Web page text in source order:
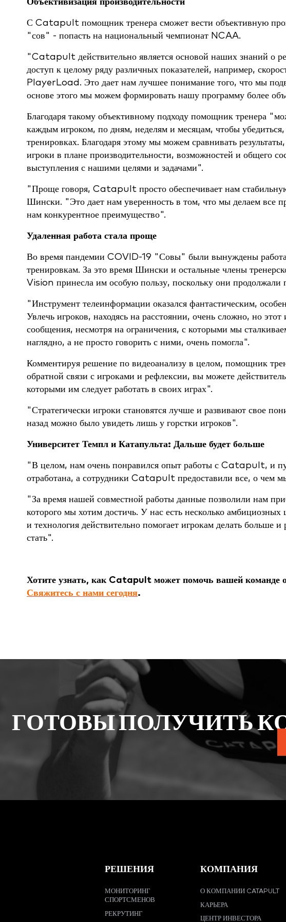
С Catapult помощник тренера сможет вести объективную
"сов" - попасть на национальный чемпионат NCAA.
"Catapult действительно является основой наших знаний о
доступ к целому ряду различных показателей, например,
PlayerLoad. Это дает нам лучшее понимание того, что мы
основе этого мы можем формировать нашу программу более
Благодаря такому объективному подходу помощник тренера
каждым игроком, по дням, неделям и месяцам, чтобы
тренировках. Благодаря этому мы можем сравнивать
игроки в плане производительности, возможностей и общего
выступления с нашими целями и задачами".
"Проще говоря, Catapult просто обеспечивает нам
Шински. "Это дает нам уверенность в том, что мы делаем все
нам конкурентное преимущество".
Удаленная работа стала проще
Во время пандемии COVID-19 "Совы" были вынуждены
тренировкам. За это время Шински и остальные члены
Vision принесла им особую пользу, поскольку они продолжали
"Инструмент телеинформации оказался фантастическим,
Увлечь игроков, находясь на расстоянии, очень сложно, но
сообщения, несмотря на ограничения, с которыми мы
наглядно, а не просто говорить с ними, очень помогла".
Комментируя решение по видеоанализу в целом, помощник
обратной связи с игроками и рефлексии, вы можете
которыми им следует работать в своих играх".
"Стратегически игроки становятся лучше и развивают свое
назад можно было увидеть лишь у горстки игроков".
Университет Темпл и Катапульта: Дальше будет больше
"В целом, нам очень понравился опыт работы с Catapult, и
отработана, а сотрудники Catapult предоставили все, о чем
"За время нашей совместной работы данные позволили нам
которого мы хотим достичь. У нас есть несколько
и технология действительно помогает игрокам делать больше
стать".
Хотите узнать, как Catapult может помочь вашей команде
Свяжитесь с нами сегодня.
ГОТОВЫ ПОЛУЧИТЬ
РЕШЕНИЯ
МОНИТОРИНГ
СПОРТСМЕНОВ
РЕКРУТИНГ
КОМПАНИЯ
О КОМПАНИИ CATAPULT
КАРЬЕРА
ЦЕНТР ИНВЕСТОРА